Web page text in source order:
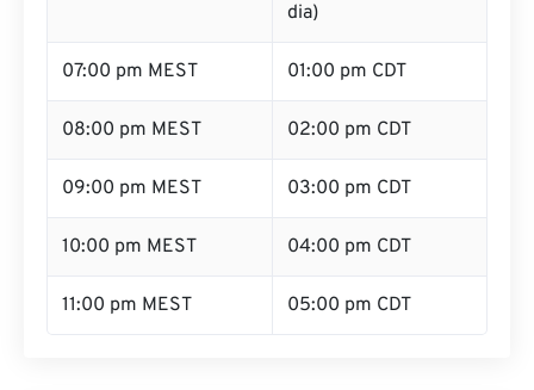
dia)
07:00 pm MEST 01:00 pm CDT
08:00 pm MEST 02:00 pm CDT
09:00 pm MEST 03:00 pm CDT
10:00 pm MEST 04:00 pm CDT
11:00 pm MEST 05:00 pm CDT